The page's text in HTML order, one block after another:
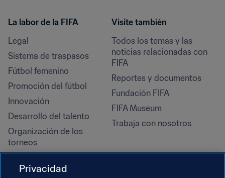
La labor de la FIFA
Legal
Sistema de traspasos
Fútbol femenino
Promoción del fútbol
Innovación
Desarrollo del talento
Organización de los
torneos
Derechos humanos y lucha
Visite también
Todos los temas y las
noticias relacionadas con
FIFA
Reportes y documentos
Fundación FIFA
FIFA Museum
Trabaja con nosotros
Privacidad